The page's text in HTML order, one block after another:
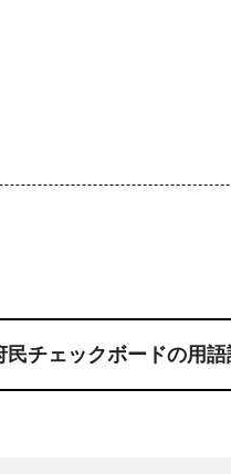
民チェックボードの用語